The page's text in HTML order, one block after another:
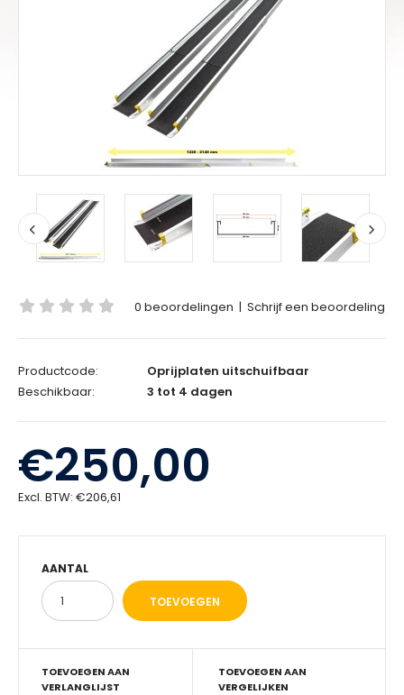
0 beoordelingen | Schrijf een beoordeling
Productcode:
Oprijplaten uitschuifbaar
Beschikbaar:
3 tot 4 dagen
€250,00
Excl. BTW: €206,61
AANTAL
TOEVOEGEN AAN
VERLANGLIJST
TOEVOEGEN AAN
VERGELIJKEN